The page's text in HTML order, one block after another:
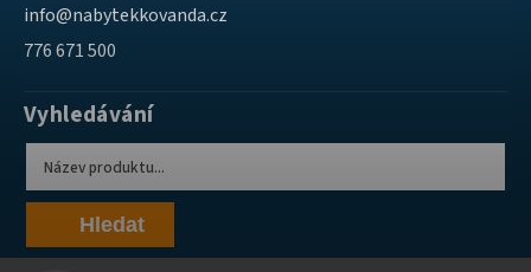
info@nabytekkovanda.cz
776 671 500
Vyhledávání
Hledat